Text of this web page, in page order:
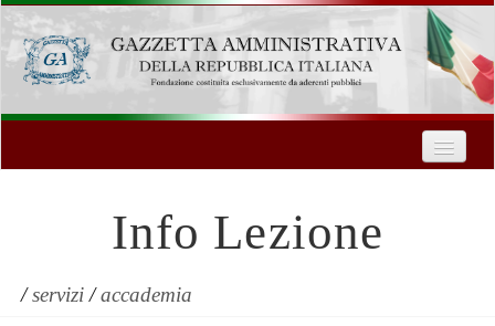
Formazione
Innovazione Tecnologica
Info Lezione
/servizi/accademia